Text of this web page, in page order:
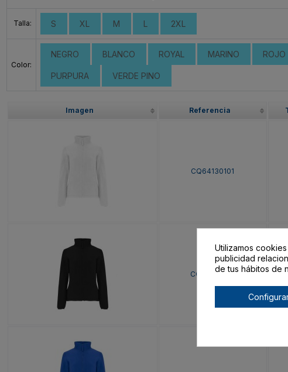
Talla: S XL M L 2XL
Color:
NEGRO BLANCO ROYAL MARINO ROJO
PURPURA VERDE PINO
Imagen Referencia
CQ64130101
CQ64130102
Utilizamos
publicidad
de tus hábitos de